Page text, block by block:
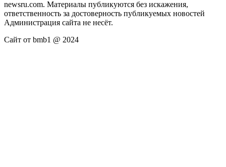
newsru.com. Материалы публикуются без искажения,
ответственность за достоверность публикуемых новостей
Администрация сайта не несёт.
Сайт от bmb1 @ 2024